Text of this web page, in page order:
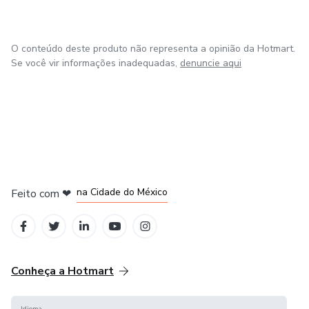
Sem plano impossível.
Quem executa, transforma.
🛒 Comece agora
Clique em comprar, baixe seu planner e dê o primeiro passo
O conteúdo deste produto não representa a opinião da Hotmart.
Se você vir informações inadequadas, denuncie aqui
Feito com ❤ na Cidade do México
Conheça a Hotmart